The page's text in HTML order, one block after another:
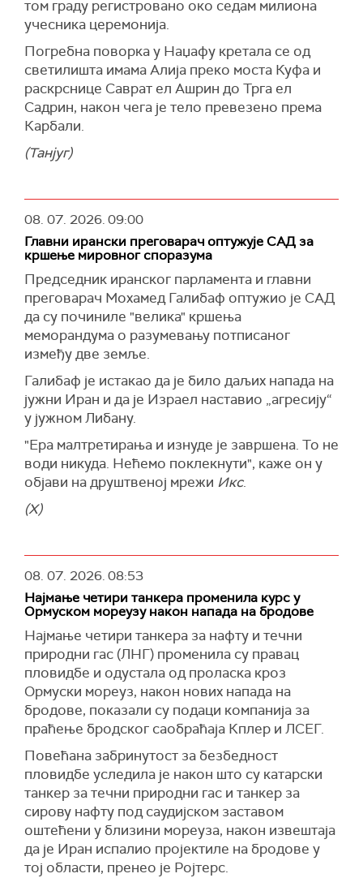
том граду регистровано око седам милиона
учесника церемонија.
Погребна поворка у Наџафу кретала се од
светилишта имама Алија преко моста Куфа и
раскрснице Саврат ел Ашрин до Трга ел
Садрин, након чега је тело превезено према
Карбали.
(Танјуг)
08. 07. 2026.09:00
Главни ирански преговарач оптужује САД за
кршењe мировног споразума
Председник иранског парламента и главни
преговарач Мохамед Галибаф оптужио је САД
да су починиле "велика" кршења
меморандума о разумевању потписаног
између две земље.
Галибаф је истакао да је било даљих напада на
јужни Иран и да је Израел наставио „агресију“
у јужном Либану.
"Ера малтретирања и изнуде је завршена. То не
води никуда. Нећемо поклекнути", каже он у
објави на друштвеној мрежи Икс.
(X)
08. 07. 2026.08:53
Најмање четири танкера променила курс у
Ормуском мореузу након напада на бродове
Најмање четири танкера за нафту и течни
природни гас (ЛНГ) променила су правац
пловидбе и одустала од проласка кроз
Ормуски мореуз, након нових напада на
бродове, показали су подаци компанија за
праћење бродског саобраћаја Кплер и ЛСЕГ.
Повећана забринутост за безбедност
пловидбе уследила је након што су катарски
танкер за течни природни гас и танкер за
сирову нафту под саудијском заставом
оштећени у близини мореуза, након извештаја
да је Иран испалио пројектиле на бродове у
тој области, пренео је Ројтерс.